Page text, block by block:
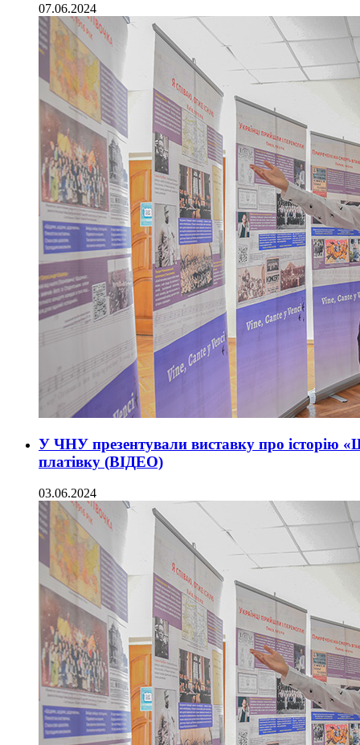
07.06.2024
У ЧНУ презентували виставку про історію
платівку (ВІДЕО)
03.06.2024